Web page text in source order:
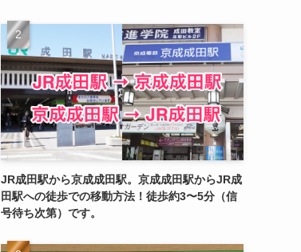
JR成田駅から京成成田駅。京成成田駅からJR成
田駅への徒歩での移動方法！徒歩約3〜5分（信
号待ち次第）です。